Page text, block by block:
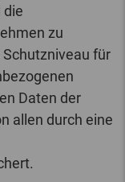
die
zu
für
Daten der
allen durch eine